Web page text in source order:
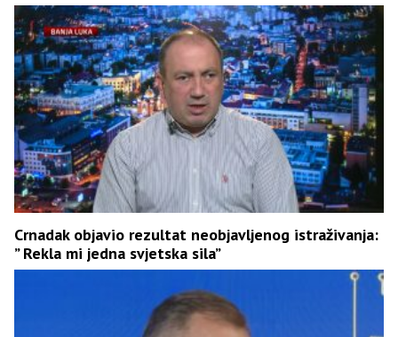
Crnadak objavio rezultat neobjavljenog istraživanja:
” Rekla mi jedna svjetska sila”